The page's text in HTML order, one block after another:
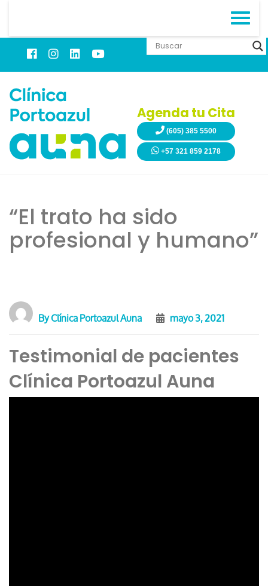
Agenda tu Cita
(605) 385 5500
+57 321 859 2178
“El trato ha sido
profesional y humano”
ByClínica Portoazul Auna mayo 3, 2021
Testimonial de pacientes
Clínica Portoazul Auna